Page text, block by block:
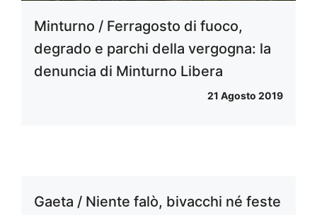
Minturno / Ferragosto di fuoco,
degrado e parchi della vergogna: la
denuncia di Minturno Libera
21 Agosto 2019
Gaeta / Niente falò, bivacchi né feste